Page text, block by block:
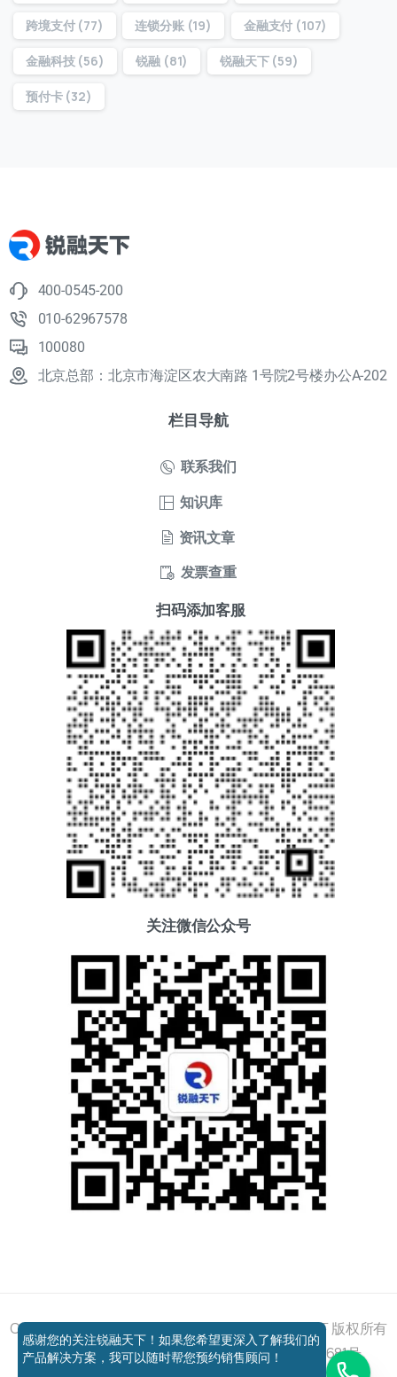
跨境支付(77) 连锁分账(19) 金融支付 (107)
金融科技(56) 锐融 (81) 锐融天下(59)
预付卡(32)
400-0545-200
010-62967578
100080
北京总部：北京市海淀区农大南路 1号院2号楼办公A-202
栏目导航
联系我们
知识库
资讯文章
发票查重
扫码添加客服
关注微信公众号
Copyright © 2011 - 2026 All right reserved 锐融天下 版权所有
京ICP备12037648号-1 京公网安备11010802027681号
添加好友
电话咨询
感谢您的关注锐融天下！如果您希望更深入了解我们的
产品解决方案，我可以随时帮您预约销售顾问！